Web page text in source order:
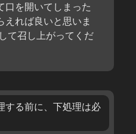
口を開いてしまった
えれば良いと思いま
て召し上がってくだ
する前に、下処理は必